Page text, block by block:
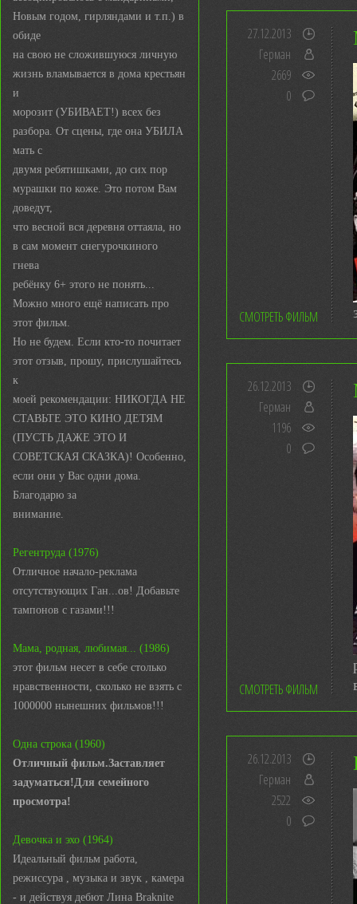
Новым годом, гирляндами и т.п.) в
обиде
на свою не сложившуюся личную
жизнь вламывается в дома крестьян
и
морозит (УБИВАЕТ!) всех без
разбора. От сцены, где она УБИЛА
мать с
двумя ребятишками, до сих пор
мурашки по коже. Это потом Вам
доведут,
что весной вся деревня оттаяла, но
в сам момент снегурочкиного
гнева
ребёнку 6+ этого не понять...
Можно много ещё написать про
этот фильм.
Но не будем. Если кто-то почитает
этот отзыв, прошу, прислушайтесь
к
моей рекомендации: НИКОГДА НЕ
СТАВЬТЕ ЭТО КИНО ДЕТЯМ
(ПУСТЬ ДАЖЕ ЭТО И
СОВЕТСКАЯ СКАЗКА)! Особенно,
если они у Вас одни дома.
Благодарю за
внимание.
Регентруда (1976)
Отличное начало-реклама
отсутствующих Ган...ов! Добавьте
тампонов с газами!!!
Мама, родная, любимая... (1986)
этот фильм несет в себе столько
нравственности, сколько не взять с
1000000 нынешних фильмов!!!
Одна строка (1960)
Отличный фильм.Заставляет
задуматься!Для семейного
просмотра!
Девочка и эхо (1964)
Идеальный фильм работа,
режиссура , музыка и звук , камера
- и действуя дебют Лина Braknite
27.12.2013
Герман
2669
0
СМОТРЕТЬ ФИЛЬМ
26.12.2013
Герман
1196
0
СМОТРЕТЬ ФИЛЬМ
26.12.2013
Герман
2522
0